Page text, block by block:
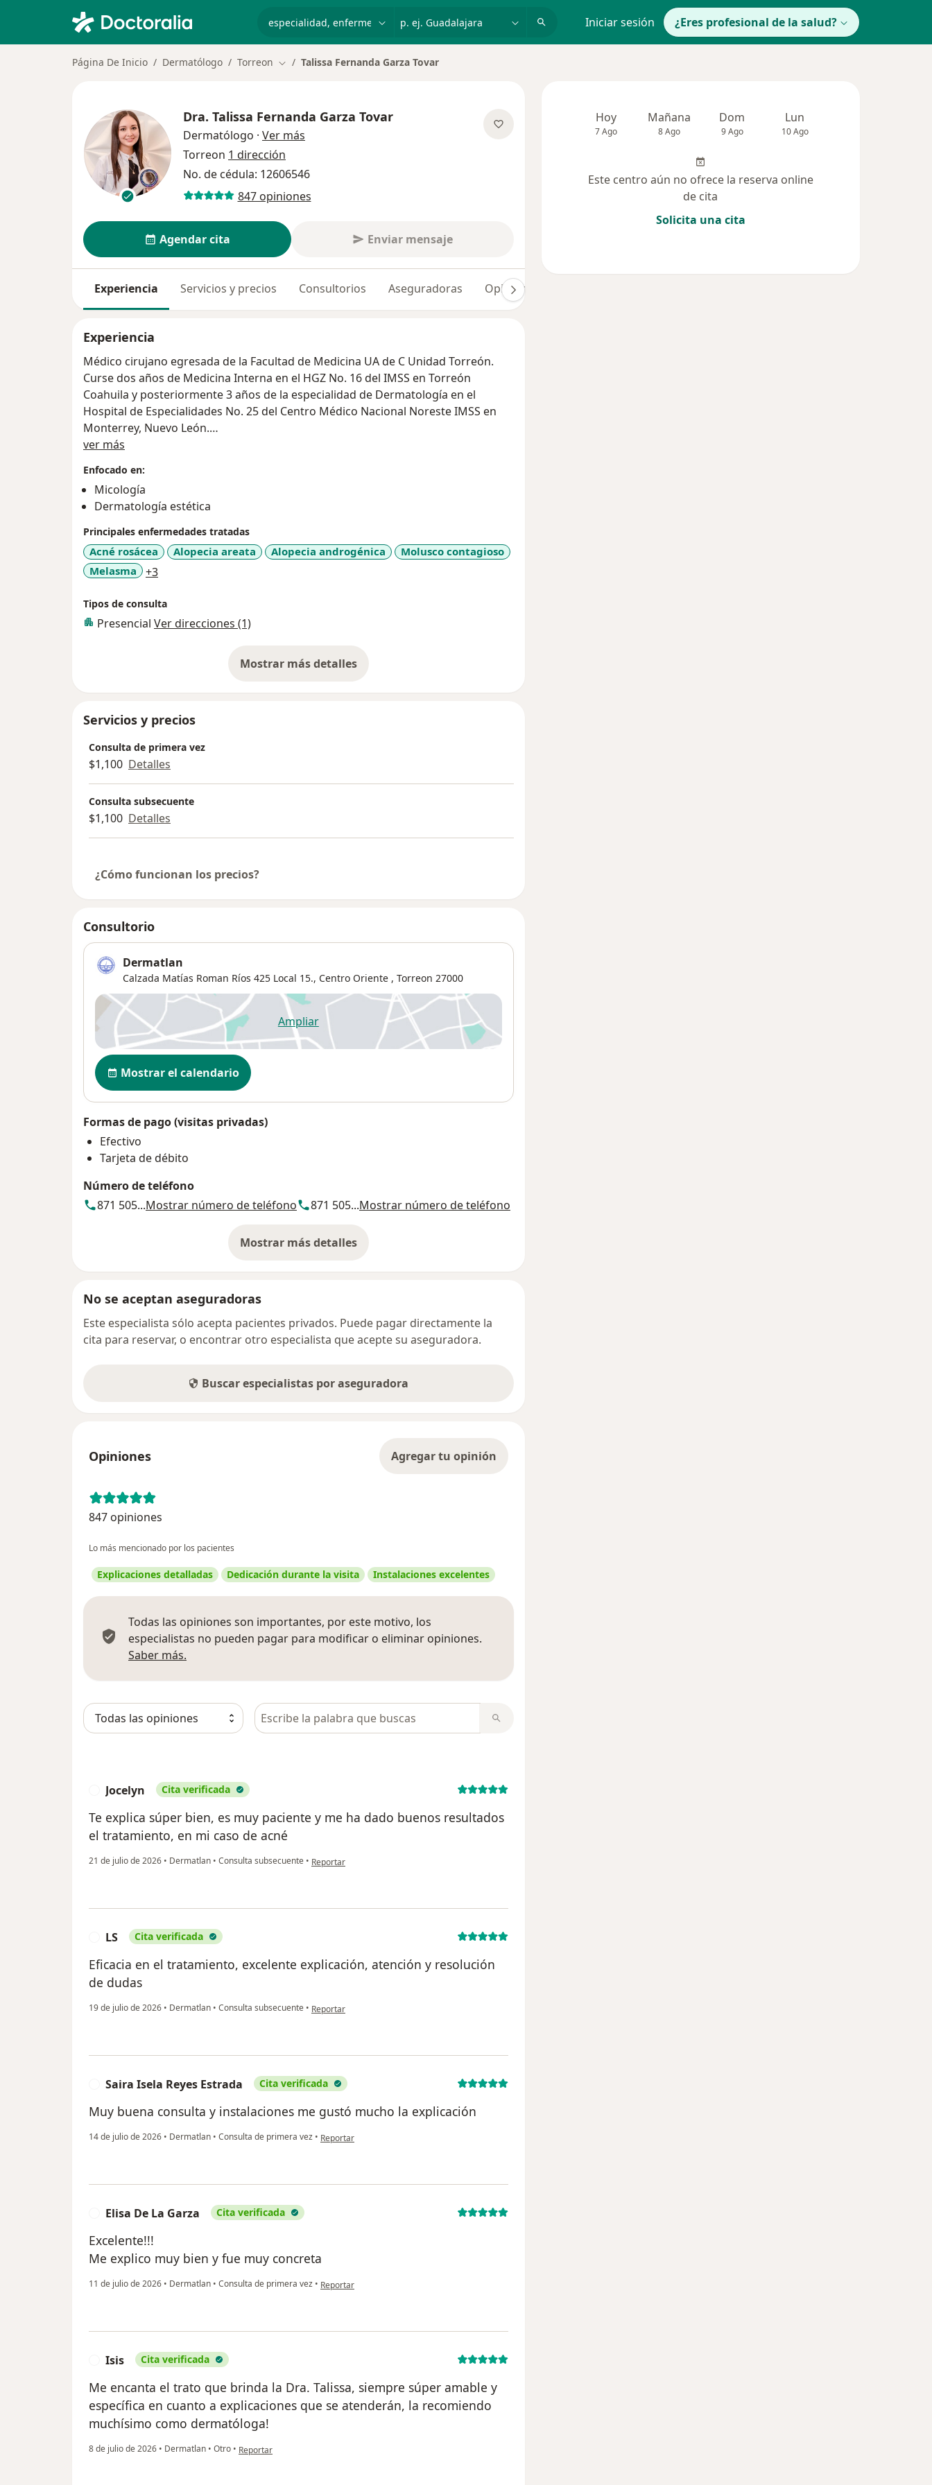
Iniciar sesión ¿Eres profesional de la salud?
Página De Inicio Dermatólogo Torreon Cambiar de ciudad
Talissa Fernanda Garza Tovar
Dra. Talissa Fernanda Garza Tovar
Dermatólogo · Ver más
Torreon 1 dirección
No. de cédula: 12606546
847 opiniones
Agendar cita Enviar mensaje
Experiencia Servicios y precios Consultorios Aseguradoras Opiniones (847)
Experiencia
Médico cirujano egresada de la Facultad de Medicina UA de C Unidad Torreón.
Curse dos años de Medicina Interna en el HGZ No. 16 del IMSS en Torreón
Coahuila y posteriormente 3 años de la especialidad de Dermatología en el
Hospital de Especialidades No. 25 del Centro Médico Nacional Noreste IMSS en
Monterrey, Nuevo León.
Actualmente me encuentro cursando un Máster en Tricología y Trasplante capilar,
Trabajo en Institución pública (IMSS) y práctica privada
Profesora titular de la materia de Dermatologia en la Universidad Juárez del
Estado de Durango
ver más
Enfocado en:
Micología
Dermatología estética
Principales enfermedades tratadas
Acné rosácea Alopecia areata Alopecia androgénica
Molusco contagioso
Melasma
+3a11y_sr_more_diseases
Tipos de consulta
Presencial Ver direcciones (1)
Mostrar más detalles
sobre la experiencia
Servicios y precios
Consulta de primera vez
$1,100 Detalles
Consulta subsecuente
$1,100 Detalles
¿Cómo funcionan los precios?
Consultorio
Dermatlan
Calzada Matías Roman Ríos 425 Local 15., Centro Oriente , Torreon 27000
Ampliarse abre en una nueva pestaña
Disponibilidad
Mostrar el calendario
Formas de pago (visitas privadas)
Efectivo
Tarjeta de débito
Número de teléfono
871 505...Mostrar número de teléfono 871 505...Mostrar número de teléfono
Mostrar más detalles
sobre la dirección
No se aceptan aseguradoras
Este especialista sólo acepta pacientes privados. Puede pagar directamente la
cita para reservar, o encontrar otro especialista que acepte su aseguradora.
Buscar especialistas por aseguradora
Opiniones Agregar tu opinión
847 opiniones
Lo más mencionado por los pacientes
Explicaciones detalladas Dedicación durante la visita Instalaciones excelentes
Todas las opiniones son importantes, por este motivo, los
especialistas no pueden pagar para modificar o eliminar opiniones.
Saber más.
Busca en opiniones
Jocelyn Cita verificada
Te explica súper bien, es muy paciente y me ha dado buenos resultados
el tratamiento, en mi caso de acné
21 de julio de 2026 • Dermatlan • Consulta subsecuente • en opinión del usuario Jocelyn
Reportar
LS Cita verificada
Eficacia en el tratamiento, excelente explicación, atención y resolución
de dudas
19 de julio de 2026 • Dermatlan • Consulta subsecuente • en opinión del usuario LS
Reportar
Saira Isela Reyes Estrada Cita verificada
Muy buena consulta y instalaciones me gustó mucho la explicación
14 de julio de 2026 • Dermatlan • Consulta de primera vez • en opinión del usuario Saira Isela Reyes Estrada
Reportar
Elisa De La Garza Cita verificada
Excelente!!!
Me explico muy bien y fue muy concreta
11 de julio de 2026 • Dermatlan • Consulta de primera vez • en opinión del usuario Elisa De La Garza
Reportar
Isis Cita verificada
Me encanta el trato que brinda la Dra. Talissa, siempre súper amable y
específica en cuanto a explicaciones que se atenderán, la recomiendo
muchísimo como dermatóloga!
8 de julio de 2026 • Dermatlan • Otro • en opinión del usuario Isis
Reportar
Hoy
7 Ago
Mañana
8 Ago
Dom
9 Ago
Lun
10 Ago
Este centro aún no ofrece la reserva online
de cita
Solicita una cita